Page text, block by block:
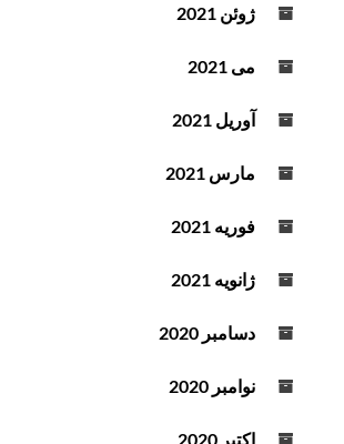
ژوئن 2021
می 2021
آوریل 2021
مارس 2021
فوریه 2021
ژانویه 2021
دسامبر 2020
نوامبر 2020
اکتبر 2020